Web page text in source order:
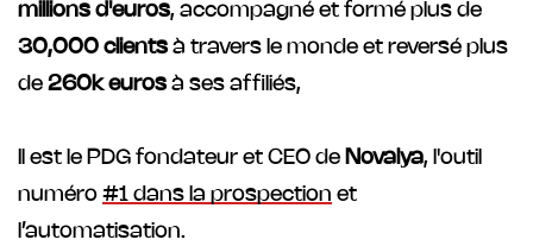
millions d'euros, accompagné et formé plus de
30,000 clients à travers le monde et reversé plus
de 260k euros à ses affiliés,
Il est le PDG fondateur et CEO de Novalya, l'outil
numéro #1 dans la prospection et
l’automatisation.